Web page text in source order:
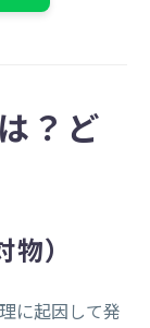
？ど
）
に起因して発